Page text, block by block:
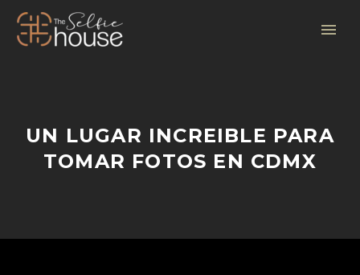
UN LUGAR INCREIBLE PARA
TOMAR FOTOS EN CDMX